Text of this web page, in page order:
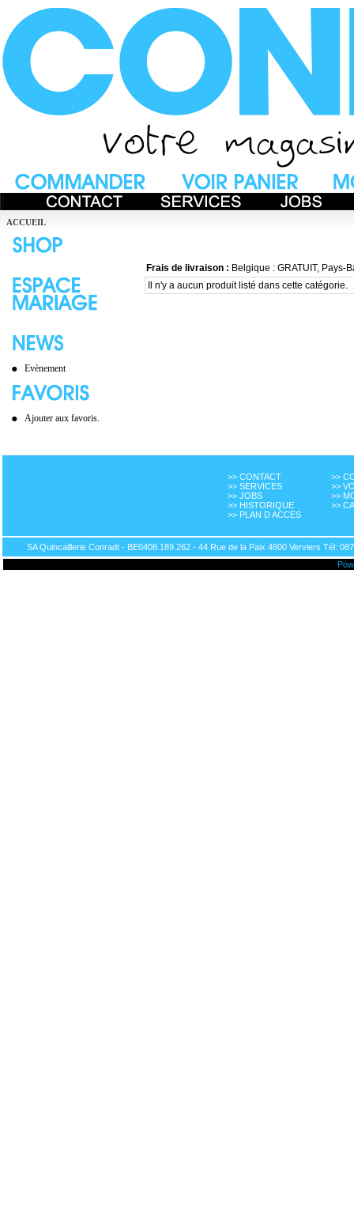
ACCUEIL
Evènement
Ajouter aux favoris.
Frais de livraison : Belgique : GRATUIT, Pays-
Il n'y a aucun produit listé dans cette catégorie.
>> CONTACT
>> SERVICES
>> JOBS
>> HISTORIQUE
>> PLAN D ACCES
>>
>>
>>
>>
SA Quincaillerie Conradt - BE0408.189.262 - 44 Rue de la Paix 4800 Verviers Tél: